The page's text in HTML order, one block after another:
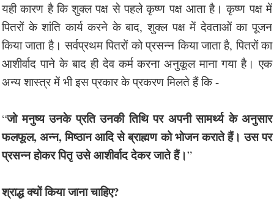
यही कारण है कि शुक्ल पक्ष से पहले कृष्ण पक्ष आता है। कृष्ण पक्ष में
पितरों के शांति कार्य करने के बाद, शुक्ल पक्ष में देवताओं का पूजन
किया जाता है। सर्वप्रथम पितरों को प्रसन्न किया जाता है, पितरों का
आशीर्वाद पाने के बाद ही देव कर्म करना अनुकूल माना गया है। एक
अन्य शास्त्र में भी इस प्रकार के प्रकरण मिलते हैं कि -
“जो मनुष्य उनके प्रति उनकी तिथि पर अपनी सामर्थ्य के अनुसार
फलफूल, अन्न, मिष्ठान आदि से ब्राह्मण को भोजन कराते हैं। उस पर
प्रसन्न होकर पितृ उसे आशीर्वाद देकर जाते हैं।”
श्राद्ध क्यों किया जाना चाहिए?